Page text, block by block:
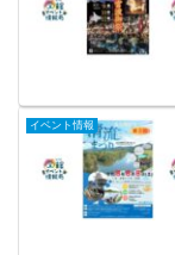
イベント情報